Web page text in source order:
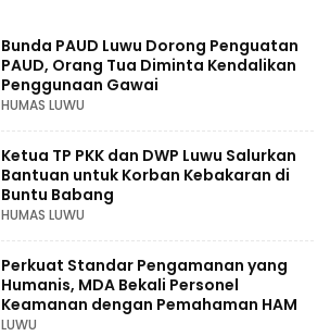
Bunda PAUD Luwu Dorong Penguatan
PAUD, Orang Tua Diminta Kendalikan
Penggunaan Gawai
HUMAS LUWU
Ketua TP PKK dan DWP Luwu Salurkan
Bantuan untuk Korban Kebakaran di
Buntu Babang
HUMAS LUWU
Perkuat Standar Pengamanan yang
Humanis, MDA Bekali Personel
Keamanan dengan Pemahaman HAM
LUWU